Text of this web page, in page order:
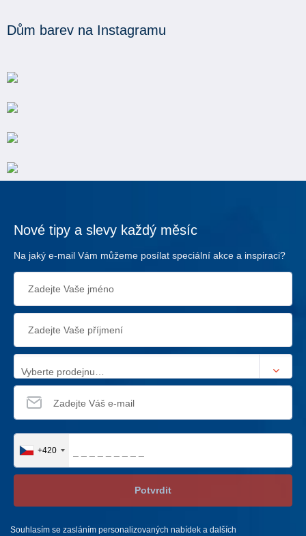
Dům barev na Instagramu
Nové tipy a slevy každý měsíc
Na jaký e-mail Vám můžeme posílat speciální akce a inspiraci?
Vyberte prodejnu…
+420
Potvrdit
Souhlasím se zasláním personalizovaných nabídek a dalších